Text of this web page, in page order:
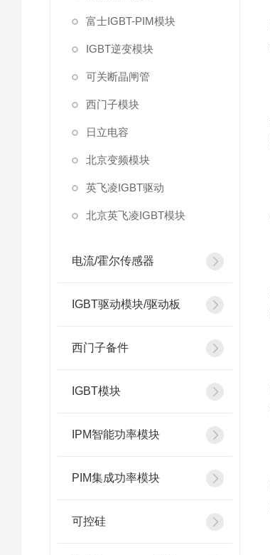
富士IGBT-PIM模块
IGBT逆变模块
可关断晶闸管
西门子模块
日立电容
北京变频模块
英飞凌IGBT驱动
北京英飞凌IGBT模块
电流/霍尔传感器
IGBT驱动模块/驱动板
西门子备件
IGBT模块
IPM智能功率模块
PIM集成功率模块
可控硅